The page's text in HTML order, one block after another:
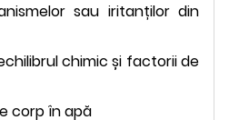
sau iritanților din
chimic și factorii de
corp în apă